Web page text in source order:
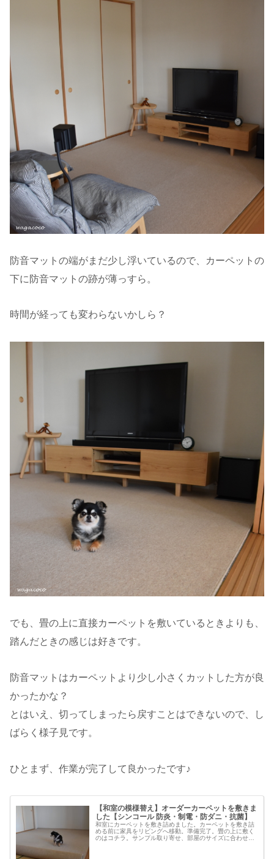
防音マットの端がまだ少し浮いているので、カーペットの
下に防音マットの跡が薄っすら。
時間が経っても変わらないかしら？
でも、畳の上に直接カーペットを敷いているときよりも、
踏んだときの感じは好きです。
防音マットはカーペットより少し小さくカットした方が良
かったかな？
とはいえ、切ってしまったら戻すことはできないので、し
ばらく様子見です。
ひとまず、作業が完了して良かったです♪
【和室の模様替え】オーダーカーペットを敷きま
した【シンコール 防炎・制電・防ダニ・抗菌】
和室にカーペットを敷き詰めました。カーペットを敷き詰
める前に家具をリビングへ移動。準備完了。畳の上に敷く
のはコチラ。サンプル取り寄せ、部屋のサイズに合わせて